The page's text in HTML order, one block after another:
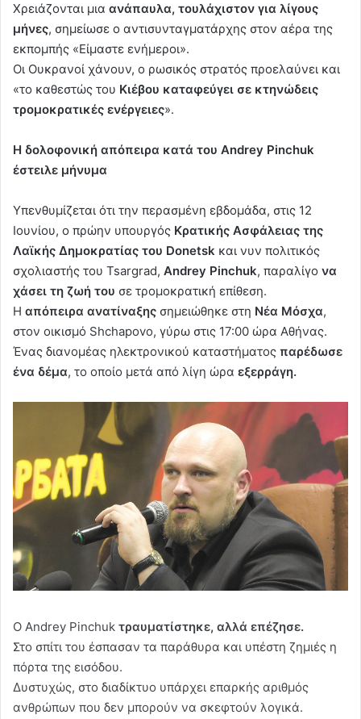
Χρειάζονται μια ανάπαυλα, τουλάχιστον για λίγους
μήνες, σημείωσε ο αντισυνταγματάρχης στον αέρα της
εκπομπής «Είμαστε ενήμεροι».
Οι Ουκρανοί χάνουν, ο ρωσικός στρατός προελαύνει και
«το καθεστώς του Κιέβου καταφεύγει σε κτηνώδεις
τρομοκρατικές ενέργειες».
Η δολοφονική απόπειρα κατά του Andrey Pinchuk
έστειλε μήνυμα
Υπενθυμίζεται ότι την περασμένη εβδομάδα, στις 12
Ιουνίου, ο πρώην υπουργός Κρατικής Ασφάλειας της
Λαϊκής Δημοκρατίας του Donetsk και νυν πολιτικός
σχολιαστής του Tsargrad, Andrey Pinchuk, παραλίγο να
χάσει τη ζωή του σε τρομοκρατική επίθεση.
Η απόπειρα ανατίναξης σημειώθηκε στη Νέα Μόσχα,
στον οικισμό Shchapovo, γύρω στις 17:00 ώρα Aθήνας.
Ένας διανομέας ηλεκτρονικού καταστήματος παρέδωσε
ένα δέμα, το οποίο μετά από λίγη ώρα εξερράγη.
Ο Andrey Pinchuk τραυματίστηκε, αλλά επέζησε.
Στο σπίτι του έσπασαν τα παράθυρα και υπέστη ζημιές η
πόρτα της εισόδου.
Δυστυχώς, στο διαδίκτυο υπάρχει επαρκής αριθμός
ανθρώπων που δεν μπορούν να σκεφτούν λογικά.